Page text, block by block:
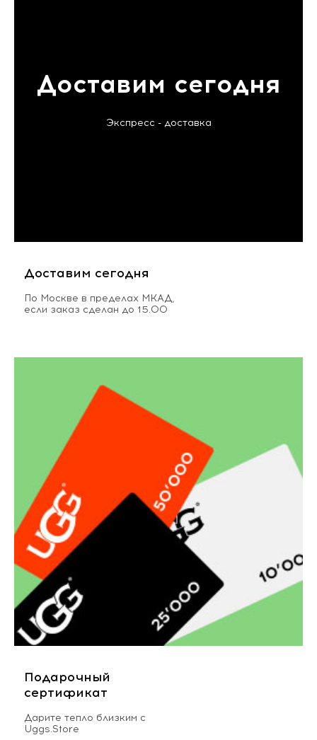
Доставим сегодня
Экспресс - доставка
Доставим сегодня
По Москве в пределах МКАД,
если заказ сделан до 15.00
Подарочный
сертификат
Дарите тепло близким с
Uggs.Store